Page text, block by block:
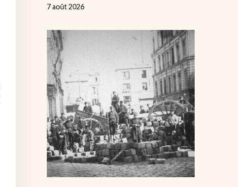
7 août 2026